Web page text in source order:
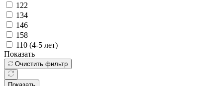
122
134
146
158
110 (4-5 лет)
Показать
Очистить фильтр